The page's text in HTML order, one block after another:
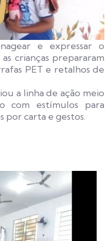
e expressar o
crianças prepararam
PET e retalhos de
a linha de ação meio
com estímulos para
por carta e gestos.